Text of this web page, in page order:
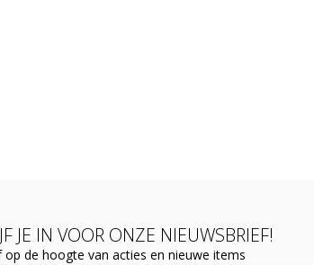
JE IN VOOR ONZE NIEUWSBRIEF!
op de hoogte van acties en nieuwe items